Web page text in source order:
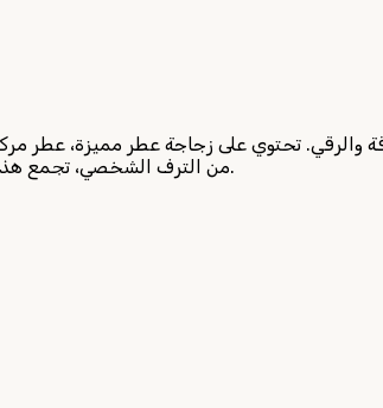
تحتوي على زجاجة عطر مميزة، عطر
من الترف الشخصي، تجمع هذه المجموعة بين العطور الخالدة والإكسسوارات الأنيقة لتمنحك تجربة استثنائية راقية.